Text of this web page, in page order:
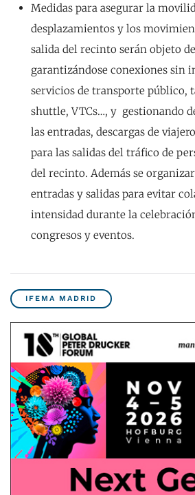
Medidas para asegurar la
desplazamientos y los
salida del recinto serán objeto
garantizándose conexiones sin
servicios de transporte público,
shuttle, VTCs…, y gestionando
las entradas, descargas de
para las salidas del tráfico de
del recinto. Además se
entradas y salidas para evitar
intensidad durante la
congresos y eventos.
IFEMA MADRID